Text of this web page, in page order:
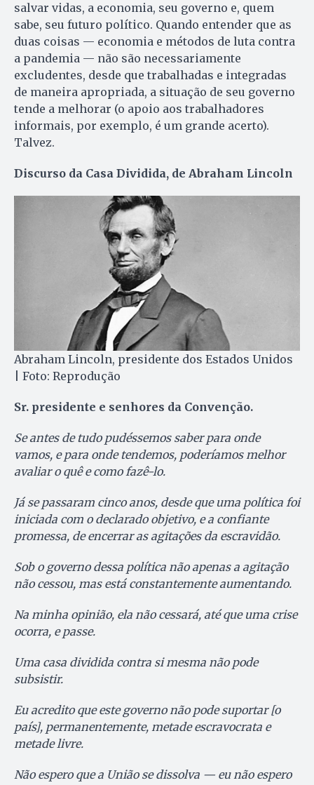
salvar vidas, a economia, seu governo e, quem
sabe, seu futuro político. Quando entender que as
duas coisas — economia e métodos de luta contra
a pandemia — não são necessariamente
excludentes, desde que trabalhadas e integradas
de maneira apropriada, a situação de seu governo
tende a melhorar (o apoio aos trabalhadores
informais, por exemplo, é um grande acerto).
Talvez.
Discurso da Casa Dividida, de Abraham Lincoln
Abraham Lincoln, presidente dos Estados Unidos
| Foto: Reprodução
Sr. presidente e senhores da Convenção.
Se antes de tudo pudéssemos saber para onde
vamos, e para onde tendemos, poderíamos melhor
avaliar o quê e como fazê-lo.
Já se passaram cinco anos, desde que uma política foi
iniciada com o declarado objetivo, e a confiante
promessa, de encerrar as agitações da escravidão.
Sob o governo dessa política não apenas a agitação
não cessou, mas está constantemente aumentando.
Na minha opinião, ela não cessará, até que uma crise
ocorra, e passe.
Uma casa dividida contra si mesma não pode
subsistir.
Eu acredito que este governo não pode suportar [o
país], permanentemente, metade escravocrata e
metade livre.
Não espero que a União se dissolva — eu não espero